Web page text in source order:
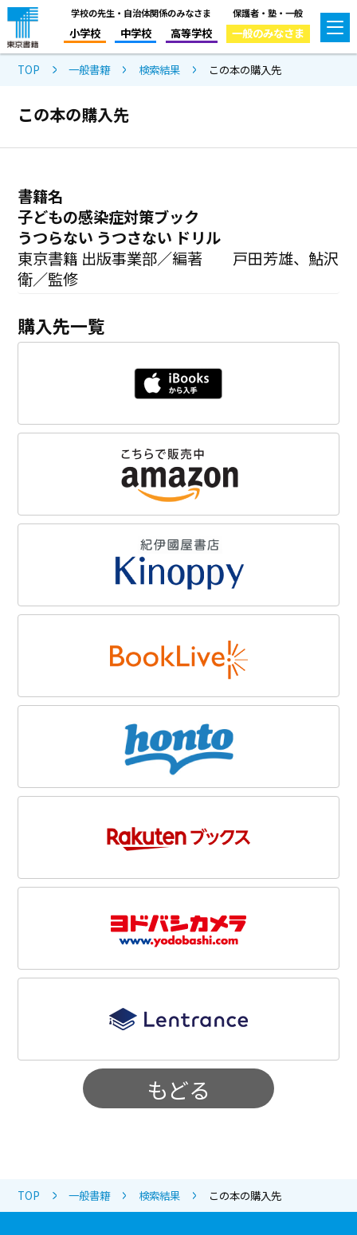
学校の先生・自治体関係のみなさま
小学校 中学校 高等学校
保護者・塾・一般
一般のみなさま
TOP 一般書籍 検索結果 この本の購入先
この本の購入先
書籍名
子どもの感染症対策ブック
うつらない うつさない ドリル
東京書籍 出版事業部／編著 戸田芳雄、鮎沢
衛／監修
購入先一覧
もどる
TOP 一般書籍 検索結果 この本の購入先